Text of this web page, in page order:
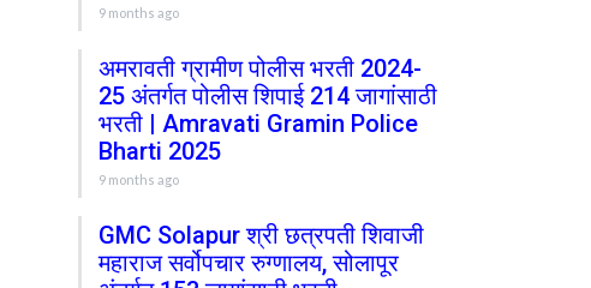
9 months ago
अमरावती ग्रामीण पोलीस भरती 2024-
25 अंतर्गत पोलीस शिपाई 214 जागांसाठी
भरती | Amravati Gramin Police
Bharti 2025
9 months ago
GMC Solapur श्री छत्रपती शिवाजी
महाराज सर्वोपचार रुग्णालय, सोलापूर